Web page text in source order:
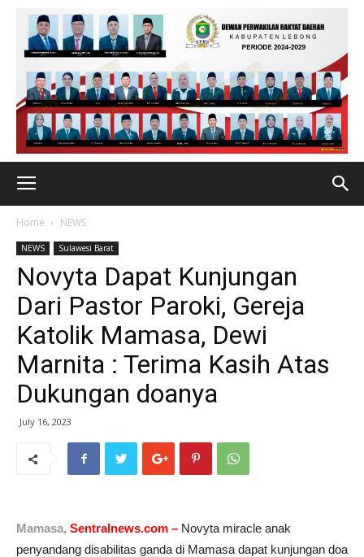
Home NEWS
NEWS Sulawesi Barat
Novyta Dapat Kunjungan
Dari Pastor Paroki, Gereja
Katolik Mamasa, Dewi
Marnita : Terima Kasih Atas
Dukungan doanya
July 16, 2023
Mamasa, Sentralnews.com – Novyta miracle anak
penyandang disabilitas ganda di Mamasa dapat kunjungan doa